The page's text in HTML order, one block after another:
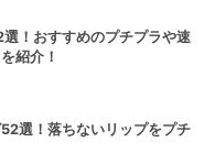
！おすすめのプチプラや速
紹介！
選！落ちないリップをプチ